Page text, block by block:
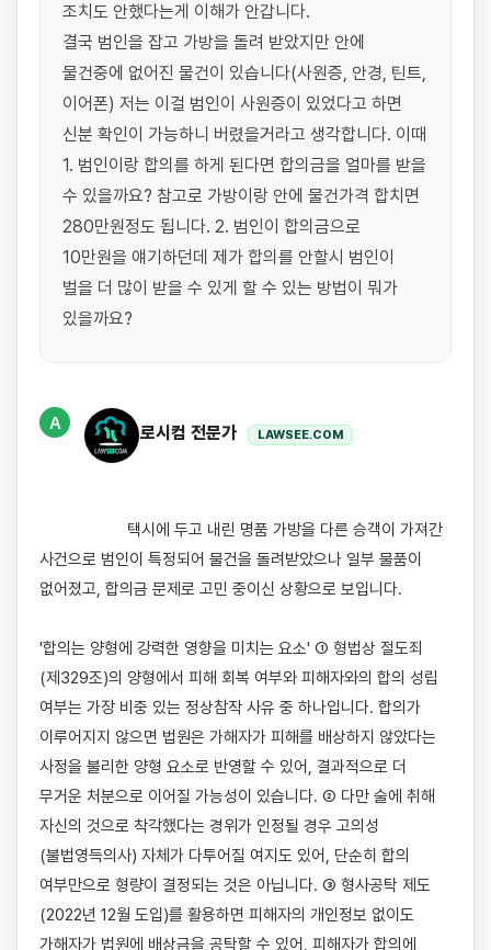
조치도 안했다는게 이해가 안갑니다.
결국 범인을 잡고 가방을 돌려 받았지만 안에
물건중에 없어진 물건이 있습니다(사원증, 안경, 틴트,
이어폰) 저는 이걸 범인이 사원증이 있었다고 하면
신분 확인이 가능하니 버렸을거라고 생각합니다. 이때
1. 범인이랑 합의를 하게 된다면 합의금을 얼마를 받을
수 있을까요? 참고로 가방이랑 안에 물건가격 합치면
280만원정도 됩니다. 2. 범인이 합의금으로
10만원을 얘기하던데 제가 합의를 안할시 범인이
벌을 더 많이 받을 수 있게 할 수 있는 방법이 뭐가
A
로시컴 전문가 LAWSEE.COM
사건으로 범인이 특정되어 물건을 돌려받았으나 일부 물품이
없어졌고, 합의금 문제로 고민 중이신 상황으로 보입니다.
'합의는 양형에 강력한 영향을 미치는 요소' ① 형법상 절도죄
(제329조)의 양형에서 피해 회복 여부와 피해자와의 합의 성립
여부는 가장 비중 있는 정상참작 사유 중 하나입니다. 합의가
이루어지지 않으면 법원은 가해자가 피해를 배상하지 않았다는
사정을 불리한 양형 요소로 반영할 수 있어, 결과적으로 더
무거운 처분으로 이어질 가능성이 있습니다. ② 다만 술에 취해
자신의 것으로 착각했다는 경위가 인정될 경우 고의성
(불법영득의사) 자체가 다투어질 여지도 있어, 단순히 합의
여부만으로 형량이 결정되는 것은 아닙니다. ③ 형사공탁 제도
(2022년 12월 도입)를 활용하면 피해자의 개인정보 없이도
가해자가 법원에 배상금을 공탁할 수 있어, 피해자가 합의에